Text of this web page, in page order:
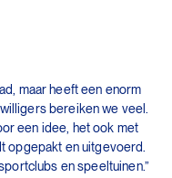
maar heeft een enorm
bereiken we veel.
een idee, het ook met
opgepakt en uitgevoerd.
en speeltuinen.”